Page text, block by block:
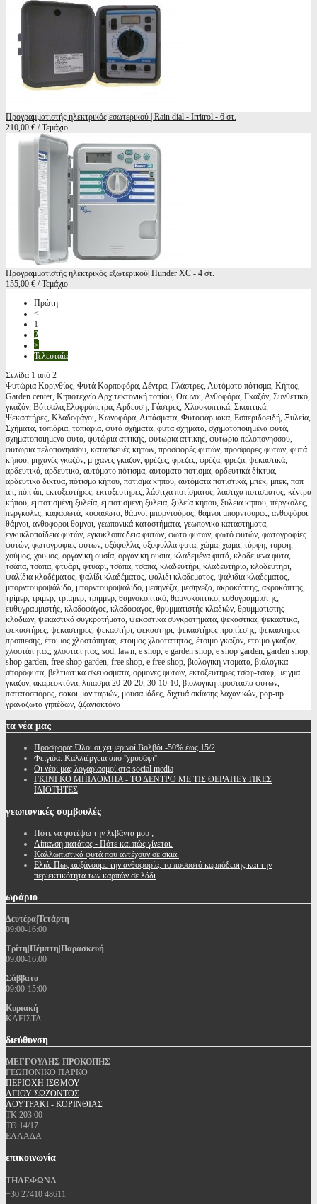
Προγραμματιστής ηλεκτρικός εσωτερικού | Rain dial - Irritrol - 6 στ.
210,00 € / Τεμάχιο
Προγραμματιστής ηλεκτρικός εξωτερικού| Hunder XC - 4 στ.
155,00 € / Τεμάχιο
Πρώτη
<
1
2
>
Τελευταία
Σελίδα 1 από 2
Φυτώρια Κορινθίας, Φυτά Καρποφόρα, Δέντρα, Γλάστρες, Αυτόματο πότισμα, Κήπος,
Garden center, Κηποτεχνία Αρχιτεκτονική τοπίου, Θάμνοι, Ανθοφόρα, Γκαζόν, Συνθετικό,
γκαζόν, Βότσαλα,Ελαφρόπετρα, Αρδευση, Γάστρες, Χλοοκοπτικά, Σκαπτικά,
Ψεκαστήρες, Κλαδοφάγοι, Κωνοφόρα, Λιπάσματα, Φυτοφάρμακα, Εσπεριδοειδή, Ξυλεία,
Σχήματα, τοπιάρια, τοπιαρια, φυτά σχήματα, φυτα σχηματα, σχηματοποιημένα φυτά,
σχηματοποιημενα φυτα, φυτώρια αττικής, φυτωρια αττικης, φυτωρια πελοπονησσου,
φυτωρια πελοπονησσου, κατασκευές κήπων, προσφορές φυτών, προσφορες φυτων, φυτά
κήπου, μηχανές γκαζόν, μηχανες γκαζον, φρέζες, φρεζες, φρέζα, φρεζα, ψεκαστικά,
αρδευτικά, αρδευτικα, αυτόματο πότισμα, αυτοματο ποτισμα, αρδευτικά δίκτυα,
αρδευτικα δικτυα, πότισμα κήπου, ποτισμα κηπου, αυτόματα ποτιστικά, μπέκ, μπεκ, ποπ
απ, πόπ άπ, εκτοξευτήρες, εκτοξευτηρες, λάστιχα ποτίσματος, λαστιχα ποτισματος, κέντρα
κήπου, εμποτισμένη ξυλεία, εμποτισμενη ξυλεια, ξυλεία κήπου, ξυλεια κηπου, πέργκολες,
περγκολες, καφασωτά, καφασωτα, θάμνοι μπορντούρας, θαμνοι μπορντουρας, ανθοφόροι
θάμνοι, ανθοφοροι θαμνοι, γεωπονικά καταστήματα, γεωπονικα καταστηματα,
εγκυκλοπαίδεια φυτών, εγκυκλοπαιδεια φυτών, φωτο φυτων, φωτό φυτών, φωτογραφίες
φυτών, φωτογραφιες φυτων, οξύφυλλα, οξυφυλλα φυτα, χώμα, χωμα, τύρφη, τυρφη,
χούμος, χουμος, οργανική ουσία, οργανικη ουσια, κλαδεμένα φυτά, κλαδεμενα φυτα,
τσάπα, τσαπα, φτυάρι, φτυαρι, τσάπα, τσαπα, κλαδευτήρι, κλαδευτήρια, κλαδευτηρι,
ψαλίδια κλαδέματος, ψαλίδι κλαδέματος, ψαλιδι κλαδεματος, ψαλιδια κλαδεματος,
μπορντουροψάλιδα, μπορντουροψαλιδο, μεσηνέζα, μεσηνεζα, ακροκόπτης, ακροκόπτης,
τρίμερ, τριμερ, τρίμμερ, τριμμερ, θαμνοκοπτικό, θαμνοκοπτικο, ευθυγραμμιστης,
ευθυγραμμιστής, κλαδοφάγος, κλαδοφαγος, θρυμματιστής κλαδιών, θρυμματιστης
κλαδιων, ψεκαστικά συγκροτήματα, ψεκαστικα συγκροτηματα, ψεκαστικά, ψεκαστικα,
ψεκαστήρες, ψεκαστηρες, ψεκαστήρι, ψεκαστηρι, ψεκαστήρες προπίεσης, ψεκαστηρες
προπιεσης, έτοιμος χλοοτάπητας, ετοιμος χλοοταπητας, έτοιμο γκαζόν, ετοιμο γκαζον,
χλοοτάπητας, χλοοταπητας, sod, lawn, e shop, e garden shop, e shop garden, garden shop,
shop garden, free shop garden, free shop, e free shop, βιολογικη ντοματα, βιολογικα
σπορόφυτα, βελτιωτικα σκευασματα, ορμονες φυτων, εκτοξευτηρες τσαφ-τσαφ, μειγμα
γκαζον, ακαρεοκτόνα, λιπασμα 20-20-20, 30-10-10, βιολογικη προστασία φυτων,
πατατοσπορος, σακοι μανιταριών, μουσαμάδες, διχτυά σκίασης λαχανικών, pop-up
γραναζωτα γηπέδων, ζιζανιοκτόνα
τα νέα μας
Προσφορά: Όλοι οι χειμερινοί Βολβόι -50% έως 15/2
Φειγιόα: Καλλιέργεια απο ''χρυσάφι''
Oι νέοι μας λογαριασμοί στα social media
ΓΚΙΝΓΚΟ ΜΠΙΛΟΜΠΑ - ΤΟ ΔΕΝΤΡΟ ΜΕ ΤΙΣ ΘΕΡΑΠΕΥΤΙΚΕΣ
ΙΔΙΟΤΗΤΕΣ
γεωπονικές συμβουλές
Πότε να φυτέψω την λεβάντα μου ;
Λίπανση πατάτας - Πότε και πώς γίνεται.
Καλλωπιστικά φυτά που αντέχουν σε σκιά.
Ελιά: Πως αυξάνουμε την ανθοφορία, το ποσοστό καρπόδεσης και την
περιεκτικότητα των καρπών σε λάδι
ωράριο
Δευτέρα|Τετάρτη
09:00-16:00
Τρίτη|Πέμπτη|Παρασκευή
09:00-16:00
Σάββατο
09:00-15:00
Κυριακή
ΚΛΕΙΣΤΑ
διεύθυνση
ΜΕΓΓΟΥΛΗΣ ΠΡΟΚΟΠΗΣ
ΓΕΩΠΟΝΙΚΟ ΠΑΡΚΟ
ΠΕΡΙΟΧΗ ΙΣΘΜΟΥ
ΑΓΙΟΥ ΣΩΖΟΝΤΟΣ
ΛΟΥΤΡΑΚΙ - ΚΟΡΙΝΘΙΑΣ
ΤΚ 203 00
ΤΘ 14/17
ΕΛΛΑΔΑ
επικοινωνία
ΤΗΛΕΦΩΝΑ
+30 27410 48611